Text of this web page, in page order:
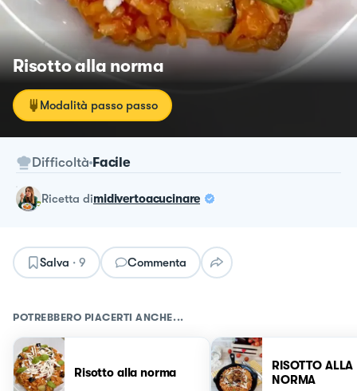
Risotto alla norma
Modalità passo passo
Difficoltà Facile
ricetta dimidivertoacucinare
Salva · 9 Commenta
POTREBBERO PIACERTI ANCHE...
Risotto alla norma
RISOTTO ALLA
NORMA